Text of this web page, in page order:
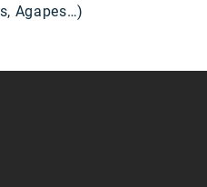
Agapes…)